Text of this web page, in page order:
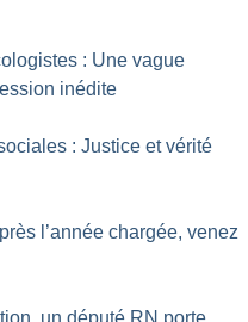
: Une vague
inédite
: Justice et vérité
l’année chargée, venez